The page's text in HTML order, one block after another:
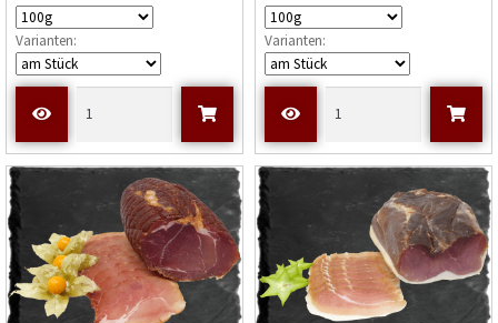
e
t
m
0
v
o
5
Varianten:
e
t
m
0
v
o
5
Varianten: